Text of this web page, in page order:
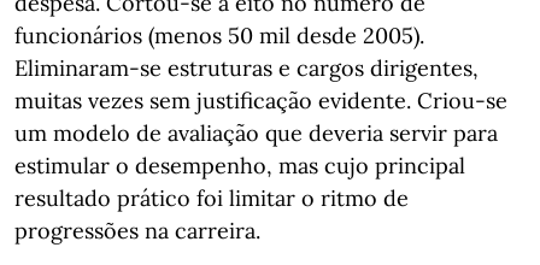
funcionários (menos 50 mil desde 2005).
Eliminaram-se estruturas e cargos dirigentes,
muitas vezes sem justificação evidente. Criou-se
um modelo de avaliação que deveria servir para
estimular o desempenho, mas cujo principal
resultado prático foi limitar o ritmo de
progressões na carreira.